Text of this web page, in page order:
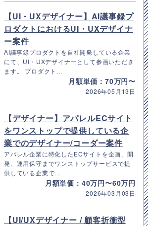
【UI・UXデザイナー】AI議事録プ
ロダクトにおけるUI・UXデザイナ
ー案件
AI議事録プロダクトを自社開発している企業
にて、UI・UXデザイナーとして参画いただき
ます。 プロダクト...
月額単価：70万円〜
2026年05月13日
【デザイナー】アパレルECサイト
をワンストップで提供している企
業でのデザイナー/コーダー案件
アパレル企業に特化したECサイトを企画、開
発、運用保守までワンストップサービスで提
供している企業で...
月額単価：40万円〜60万円
2026年03月03日
【UI/UXデザイナー / 顧客折衝型